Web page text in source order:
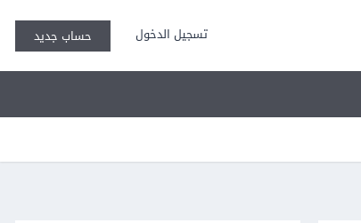
تسجيل الدخول حساب جديد